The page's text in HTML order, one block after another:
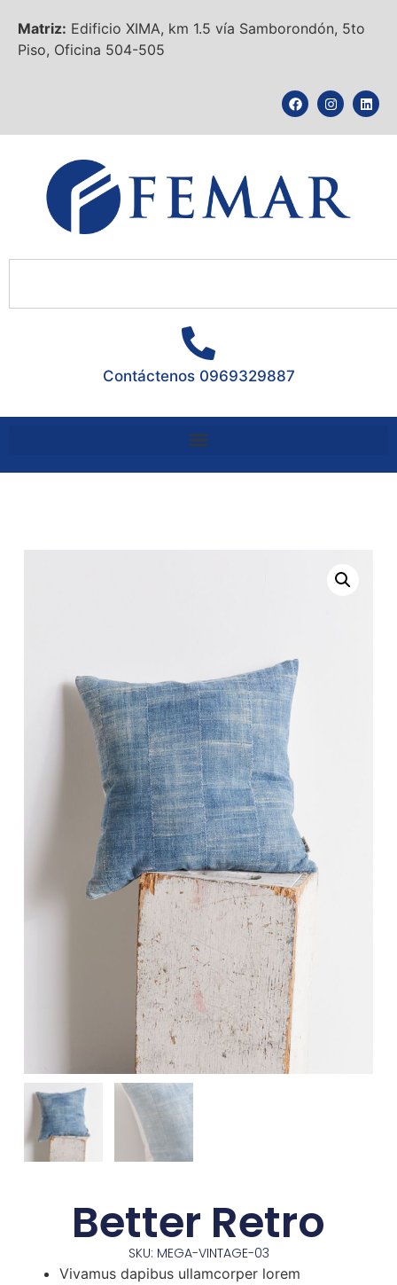
Matriz: Edificio XIMA, km 1.5 vía Samborondón, 5to
Piso, Oficina 504-505
Contáctenos 0969329887
Better Retro
SKU: MEGA-VINTAGE-03
Vivamus dapibus ullamcorper lorem